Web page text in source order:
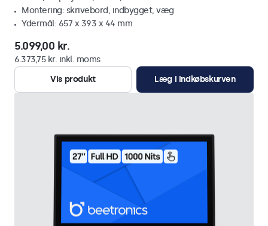
Montering: skrivebord, indbygget, væg
Ydermål: 657 x 393 x 44 mm
5.099,00 kr.
6.373,75 kr. inkl. moms
Vis produkt
Læg i indkøbskurven